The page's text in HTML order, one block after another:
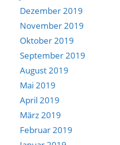
Dezember 2019
November 2019
Oktober 2019
September 2019
August 2019
Mai 2019
April 2019
März 2019
Februar 2019